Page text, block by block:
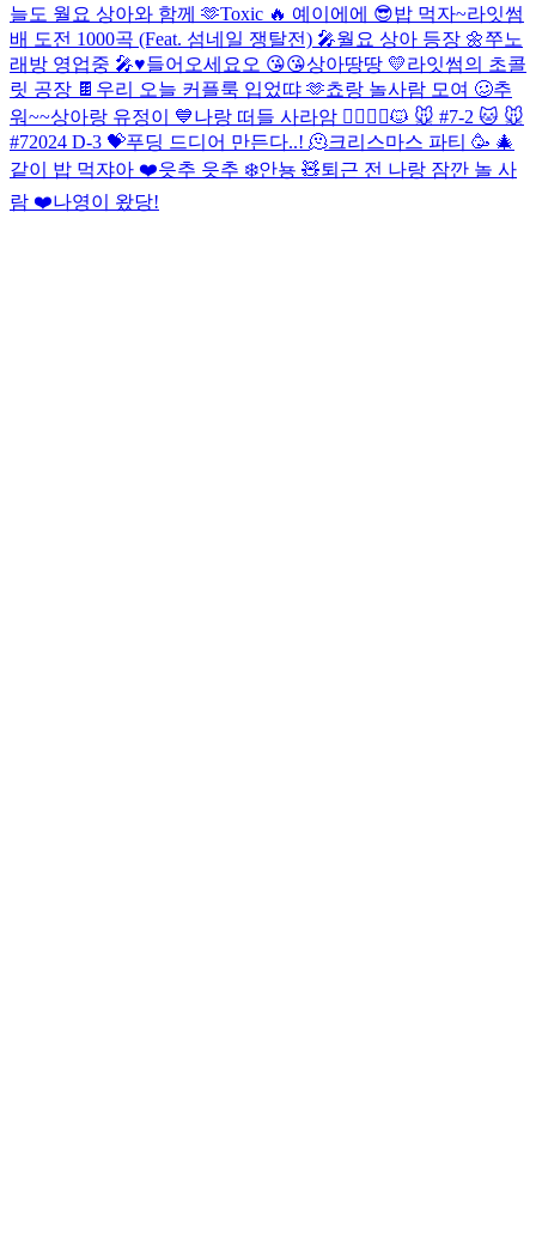
늘도 월요 상아와 함께 🫶Toxic 🔥 예이에에 😎밥 먹자~라잇썸
배 도전 1000곡 (Feat. 섬네일 쟁탈전) 🎤월요 상아 등장 🌼쭈노
래방 영업중 🎤♥️들어오세요오 😘😘상아땅땅 💛라잇썸의 초콜
릿 공장 🍫 우리 오늘 커플룩 입었땨 🫶쵸랑 놀사람 모여 🥴추
워~~상아랑 유정이 💙나랑 떠들 사라암 🙆‍♀️🙆‍♂️🐱 🐭 #7-2 🐱 🐭
#72024 D-3 💝푸딩 드디어 만든다..! 🫠크리스마스 파티 🥳 🎄
같이 밥 먹쟈아 ❤️읏추 읏추 ❄️안뇽 🧸퇴근 전 나랑 잠깐 놀 사
람 ❤️나영이 왔당!